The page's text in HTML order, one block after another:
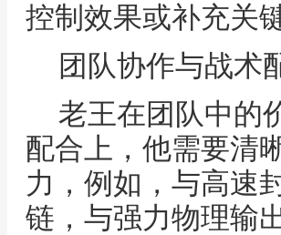
控制效果或补充关
团队协作与战术
老王在团队中的
配合上，他需要清
力，例如，与高速
链，与强力物理输